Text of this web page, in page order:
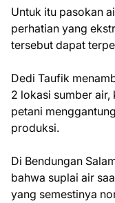
Untuk itu pasokan
perhatian yang
tersebut dapat
Dedi Taufik
2 lokasi sumber
petani
produksi.
Di Bendungan
bahwa suplai air
yang semestinya